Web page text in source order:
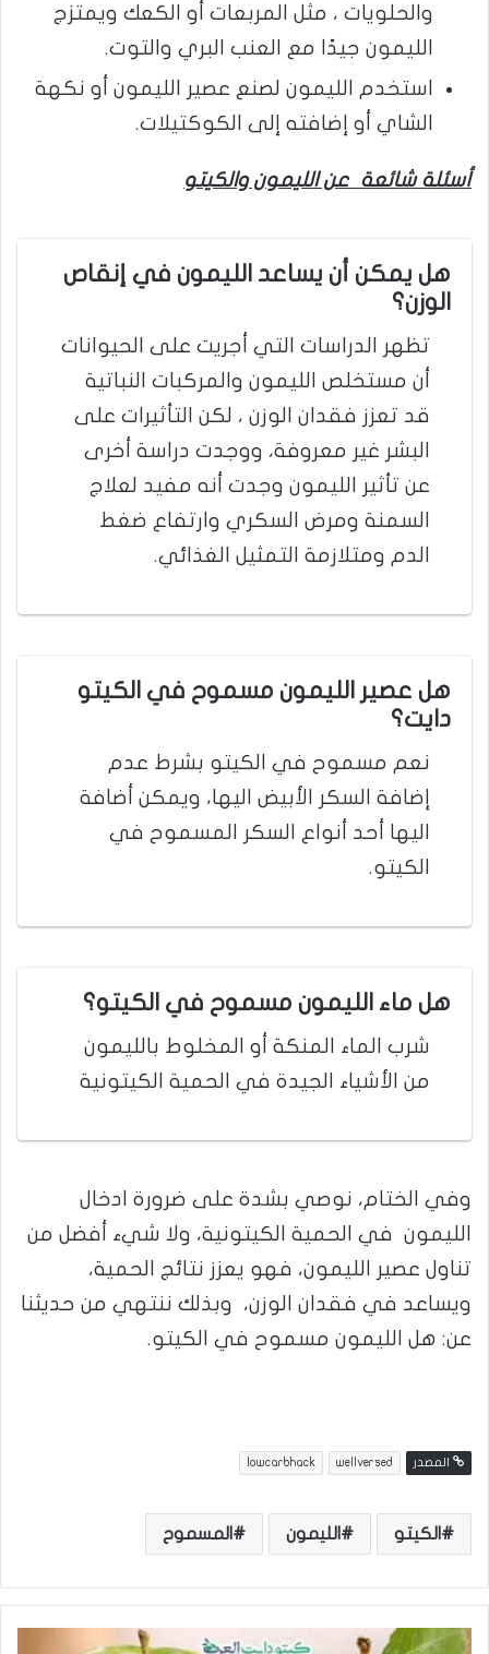
والحلويات ، مثل المربعات أو الكعك ويمتزج
الليمون جيدًا مع العنب البري والتوت.
استخدم الليمون لصنع عصير الليمون أو نكهة
الشاي أو إضافته إلى الكوكتيلات.
أسئلة شائعة عن الليمون والكيتو
هل يمكن أن يساعد الليمون في إنقاص
الوزن؟
تظهر الدراسات التي أجريت على الحيوانات
أن مستخلص الليمون والمركبات النباتية
قد تعزز فقدان الوزن ، لكن التأثيرات على
البشر غير معروفة، ووجدت دراسة أخرى
عن تأثير الليمون وجدت أنه مفيد لعلاج
السمنة ومرض السكري وارتفاع ضغط
الدم ومتلازمة التمثيل الغذائي.
هل عصير الليمون مسموح في الكيتو
دايت؟
نعم مسموح في الكيتو بشرط عدم
إضافة السكر الأبيض اليها، ويمكن أضافة
اليها أحد أنواع السكر المسموح في
الكيتو.
هل ماء الليمون مسموح في الكيتو؟
شرب الماء المنكة أو المخلوط بالليمون
من الأشياء الجيدة في الحمية الكيتونية
وفي الختام، نوصي بشدة على ضرورة ادخال
الليمون في الحمية الكيتونية، ولا شيء أفضل من
تناول عصير الليمون، فهو يعزز نتائج الحمية،
ويساعد في فقدان الوزن، وبذلك ننتهي من حديثنا
عن: هل الليمون مسموح في الكيتو.
المصدر wellversed
lowcarbhack
الكيتو الليمون المسموح
ه